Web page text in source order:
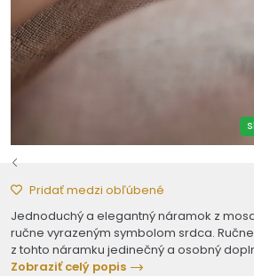
Pridať medzi obľúbené
Jednoduchý a elegantný náramok z
ručne vyrazeným symbolom srdca.
z tohto náramku jedinečný a osobný
Zobraziť celý popis